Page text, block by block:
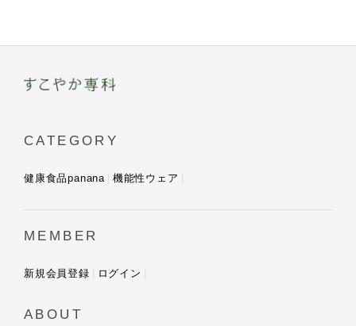
CATEGORY
健康食品panana 機能性ウェア
MEMBER
新規会員登録 ログイン
ABOUT